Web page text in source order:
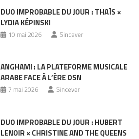
DUO IMPROBABLE DU JOUR : THAÏS ×
LYDIA KÉPINSKI
10 mai 2026 Sincever
ANGHAMI : LA PLATEFORME MUSICALE
ARABE FACE À L’ÈRE OSN
7 mai 2026 Sincever
DUO IMPROBABLE DU JOUR : HUBERT
LENOIR × CHRISTINE AND THE QUEENS